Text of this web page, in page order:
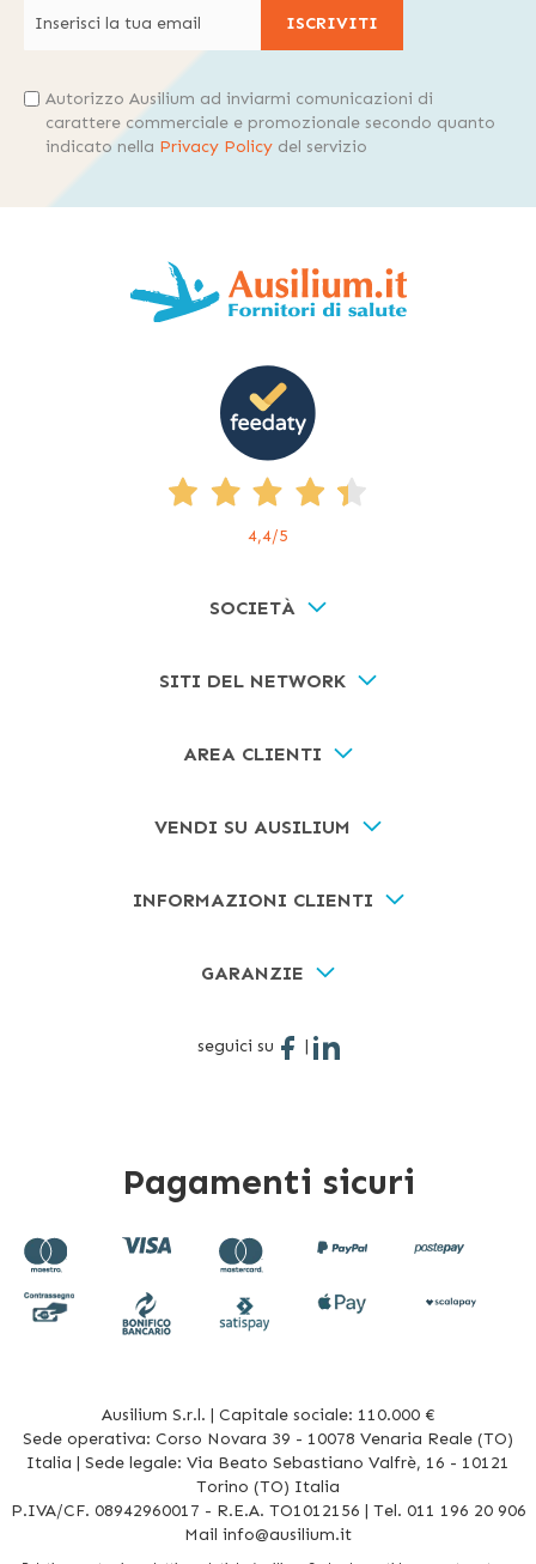
ISCRIVITI
Autorizzo Ausilium ad inviarmi comunicazioni di
carattere commerciale e promozionale secondo quanto
indicato nella Privacy Policy del servizio
4,4/5
SOCIETÀ
SITI DEL NETWORK
AREA CLIENTI
VENDI SU AUSILIUM
INFORMAZIONI CLIENTI
GARANZIE
seguici su |
Pagamenti sicuri
Ausilium S.r.l. | Capitale sociale: 110.000 €
Sede operativa: Corso Novara 39 - 10078 Venaria Reale (TO)
Italia | Sede legale: Via Beato Sebastiano Valfrè, 16 - 10121
Torino (TO) Italia
P.IVA/CF. 08942960017 - R.E.A. TO1012156 | Tel. 011 196 20 906
Mail info@ausilium.it